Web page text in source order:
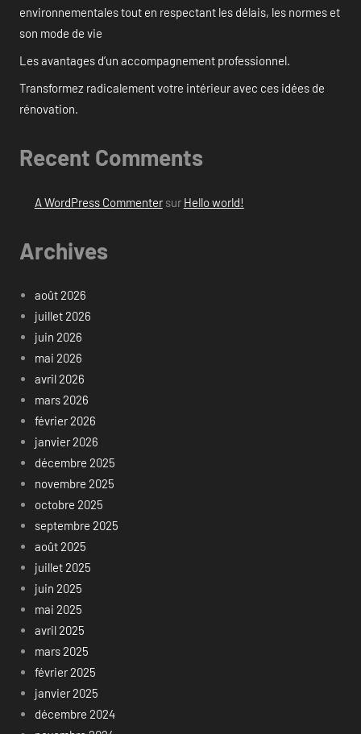
environnementales tout en respectant les délais, les normes et
son mode de vie
Les avantages d’un accompagnement professionnel.
Transformez radicalement votre intérieur avec ces idées de
rénovation.
Recent Comments
A WordPress Commentersur Hello world!
Archives
août 2026
juillet 2026
juin 2026
mai 2026
avril 2026
mars 2026
février 2026
janvier 2026
décembre 2025
novembre 2025
octobre 2025
septembre 2025
août 2025
juillet 2025
juin 2025
mai 2025
avril 2025
mars 2025
février 2025
janvier 2025
décembre 2024